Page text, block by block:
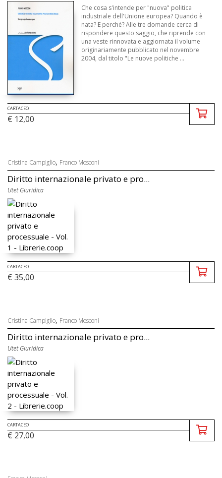
Che cosa s'intende per "nuova" politica
industriale dell'Unione europea? Quando è
nata? E perché? Alle tre domande cerca di
rispondere questo saggio, che riprende con
una veste rinnovata e aggiornata il volume
originariamente pubblicato nel novembre
2004, dal titolo "Le nuove politiche ...
CARTACEO
€ 12,00
Cristina Campiglio, Franco Mosconi
Diritto internazionale privato e pro...
Utet Giuridica
CARTACEO
€ 35,00
Cristina Campiglio, Franco Mosconi
Diritto internazionale privato e pro...
Utet Giuridica
CARTACEO
€ 27,00